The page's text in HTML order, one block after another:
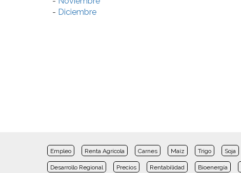
- Diciembre
Empleo Renta Agrícola Carnes Maíz Trigo Soja
Desarrollo Regional Precios Rentabilidad Bioenergía